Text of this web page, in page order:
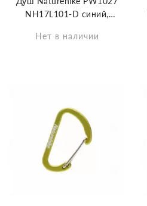
NH17L101-D синий,
Нет в наличии